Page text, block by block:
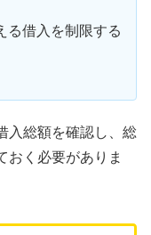
る借入を制限する
入総額を確認し、総
おく必要がありま